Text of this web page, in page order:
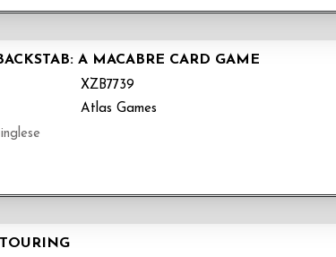
A MACABRE CARD GAME
XZB7739
Atlas Games